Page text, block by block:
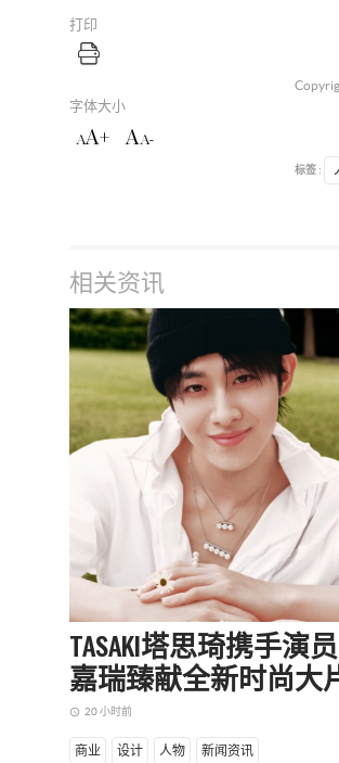
打印
字体大小
AA+ AA-
标签 :
相关资讯
TASAKI塔思琦携手演
嘉瑞臻献全新时尚大
access_time 20 小时前
商业 设计 人物 新闻资讯